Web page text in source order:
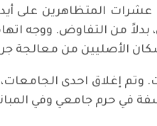
المتظاهرين على
بدلاً من التفاوض. ووجه
الأصليين من معالجة
وتم إغلاق احدى
في حرم جامعي وفي